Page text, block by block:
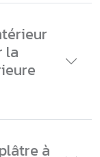
la
à